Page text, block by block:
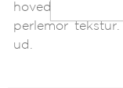
hovedbunden.
perlemor
ud.